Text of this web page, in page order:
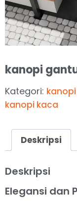
kanopi
Kategori:
kanopi kaca
Deskripsi
Deskripsi
Elegansi dan